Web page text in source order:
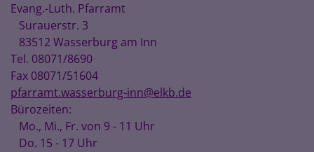
Evang.-Luth. Pfarramt
Surauerstr. 3
83512 Wasserburg am Inn
Tel. 08071/8690
Fax 08071/51604
pfarramt.wasserburg-inn@elkb.de
Bürozeiten:
Mo., Mi., Fr. von 9 - 11 Uhr
Do. 15 - 17 Uhr